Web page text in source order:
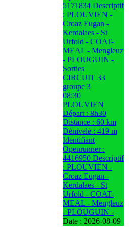
5171834 Descriptif
: PLOUVIEN -
Croaz Eugan -
Kerdalaes - St
Urfold - COAT-
MEAL - Mengleuz
- PLOUGUIN -
Sorties
CIRCUIT 33
groupe 3
08:30
PLOUVIEN
Départ : 8h30
Distance : 60 km
Dénivelé : 419 m
Identifiant
Openrunner :
4416950 Descriptif
: PLOUVIEN -
Croaz Eugan -
Kerdalaes - St
Urfold - COAT-
MEAL - Mengleuz
- PLOUGUIN -
Date : 2026-08-09